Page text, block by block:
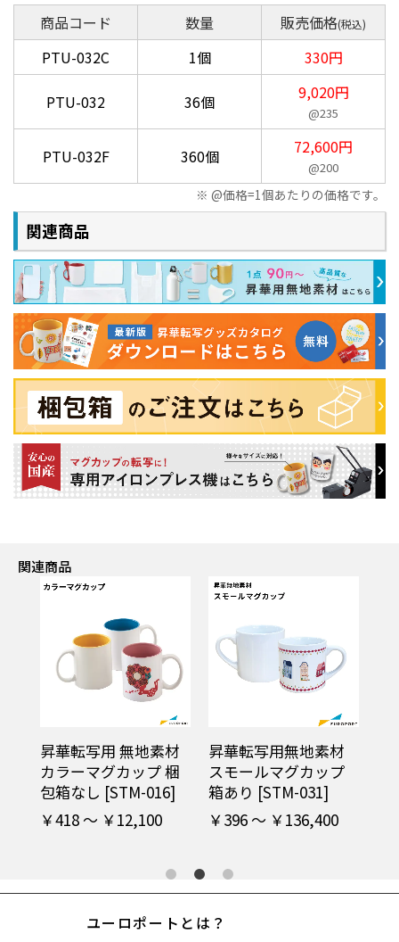
商品コード 数量 販売価格(税込)
PTU-032C 1個 330円
PTU-032 36個 9,020円
@235
PTU-032F 360個 72,600円
@200
@価格=1個あたりの価格です。
関連商品
関連商品
昇華転写用 無地素材
カラーマグカップ 梱
包箱なし [STM-016]
￥418 ～ ￥12,100
昇華転写用無地素材
スモールマグカップ
箱あり [STM-031]
￥396 ～ ￥136,400
ユーロポートとは？